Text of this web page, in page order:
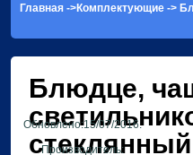
Главная ->Комплектующие ->
Блюдце,
Обновлено:15/07/2016.
Производитель: